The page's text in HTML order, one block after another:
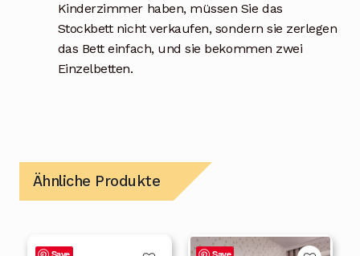
Kinderzimmer haben, müssen Sie das
Stockbett nicht verkaufen, sondern sie zerlegen
das Bett einfach, und sie bekommen zwei
Einzelbetten.
Ähnliche Produkte
Dieses Dieses